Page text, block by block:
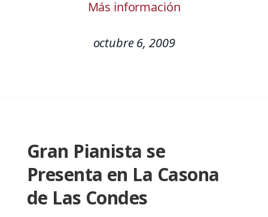
Más información
octubre 6, 2009
Gran Pianista se
Presenta en La Casona
de Las Condes